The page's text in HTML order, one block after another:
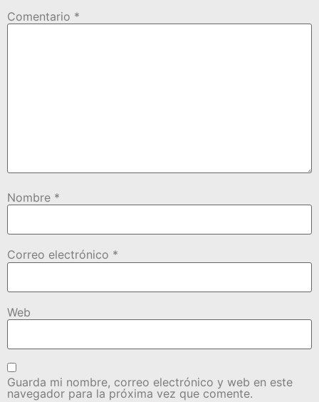
Comentario *
Nombre *
Correo electrónico *
Web
Guarda mi nombre, correo electrónico y web en este
navegador para la próxima vez que comente.